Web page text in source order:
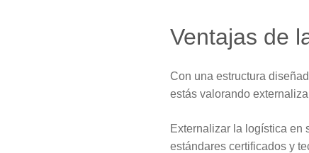
Ventajas de
Con una estructura
estás valorando
Externalizar la logística en
estándares certificados y